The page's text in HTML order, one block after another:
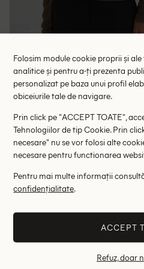
Bluza Someday, verde
58.00 lei 139.00 lei
40
- 49%
Folosim module cookie proprii și
analitice și pentru a-ți prezenta
personalizat pe baza unui profil
obiceiurile tale de navigare.
Prin click pe "ACCEPT TOATE",
Tehnologiilor de tip Cookie. Prin
necesare" nu se vor folosi alte
necesare pentru functionarea
Pentru mai multe informații
confidențialitate.
ACCEPT
Refuz, doar